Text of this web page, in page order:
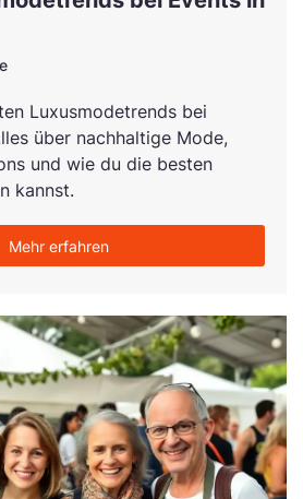
Luxusmodetrends bei
über nachhaltige Mode,
und wie du die besten
kannst.
Mehr erfahren